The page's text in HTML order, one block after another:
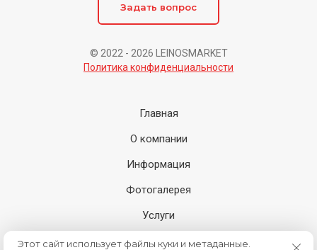
© 2022 - 2026 LEINOSMARKET
Политика конфиденциальности
Задать вопрос
Главная
О компании
Информация
Фотогалерея
Услуги
Где купить
Этот сайт использует файлы куки и метаданные.